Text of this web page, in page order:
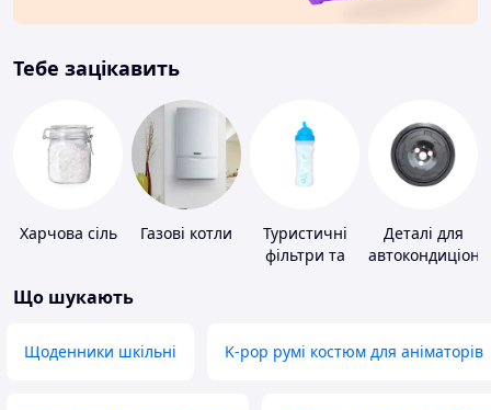
Тебе зацікавить
Харчова сіль Газові котли
Туристичні
фільтри та
Деталі для
Що шукають
Щоденники шкільні K-pop румі костюм для аніматорів